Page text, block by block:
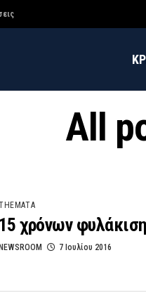
All
15 χρόνων
NEWSROOM 7 Ιουλίου 2016